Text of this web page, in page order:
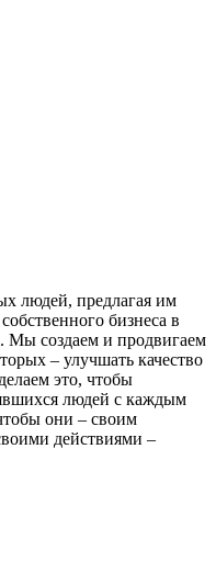
людей, предлагая им
бизнеса в
Мы создаем и продвигаем
– улучшать качество
это, чтобы
людей с каждым
они – своим
действиями –